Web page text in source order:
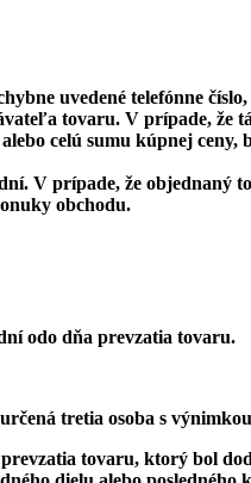
uvedené telefónne
tovaru. V prípade,
celú sumu kúpnej ceny,
V prípade, že objednaný
obchodu.
odo dňa prevzatia tovaru.
tretia osoba s
tovaru, ktorý bol